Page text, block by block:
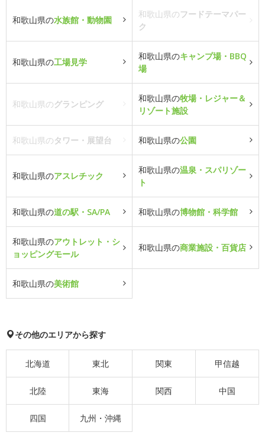
和歌山県の水族館・動物園
和歌山県のフードテーマパー
ク
和歌山県の工場見学
和歌山県のキャンプ場・BBQ
場
和歌山県のグランピング
和歌山県の牧場・レジャー＆
リゾート施設
和歌山県のタワー・展望台 和歌山県の公園
和歌山県のアスレチック
和歌山県の温泉・スパリゾー
ト
和歌山県の道の駅・SA/PA 和歌山県の博物館・科学館
和歌山県のアウトレット・シ
ョッピングモール
和歌山県の商業施設・百貨店
和歌山県の美術館
その他のエリアから探す
北海道 東北 関東 甲信越
北陸 東海 関西 中国
四国 九州・沖縄